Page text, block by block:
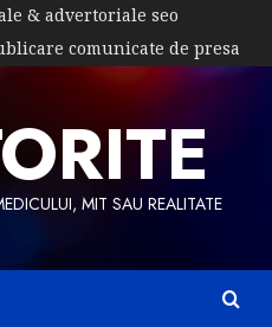
& advertoriale seo
comunicate de presa
MIT SAU REALITATE